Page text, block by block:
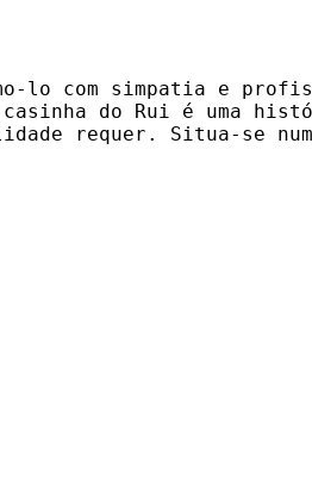
lo com simpatia e
do Rui é uma
requer. Situa-se